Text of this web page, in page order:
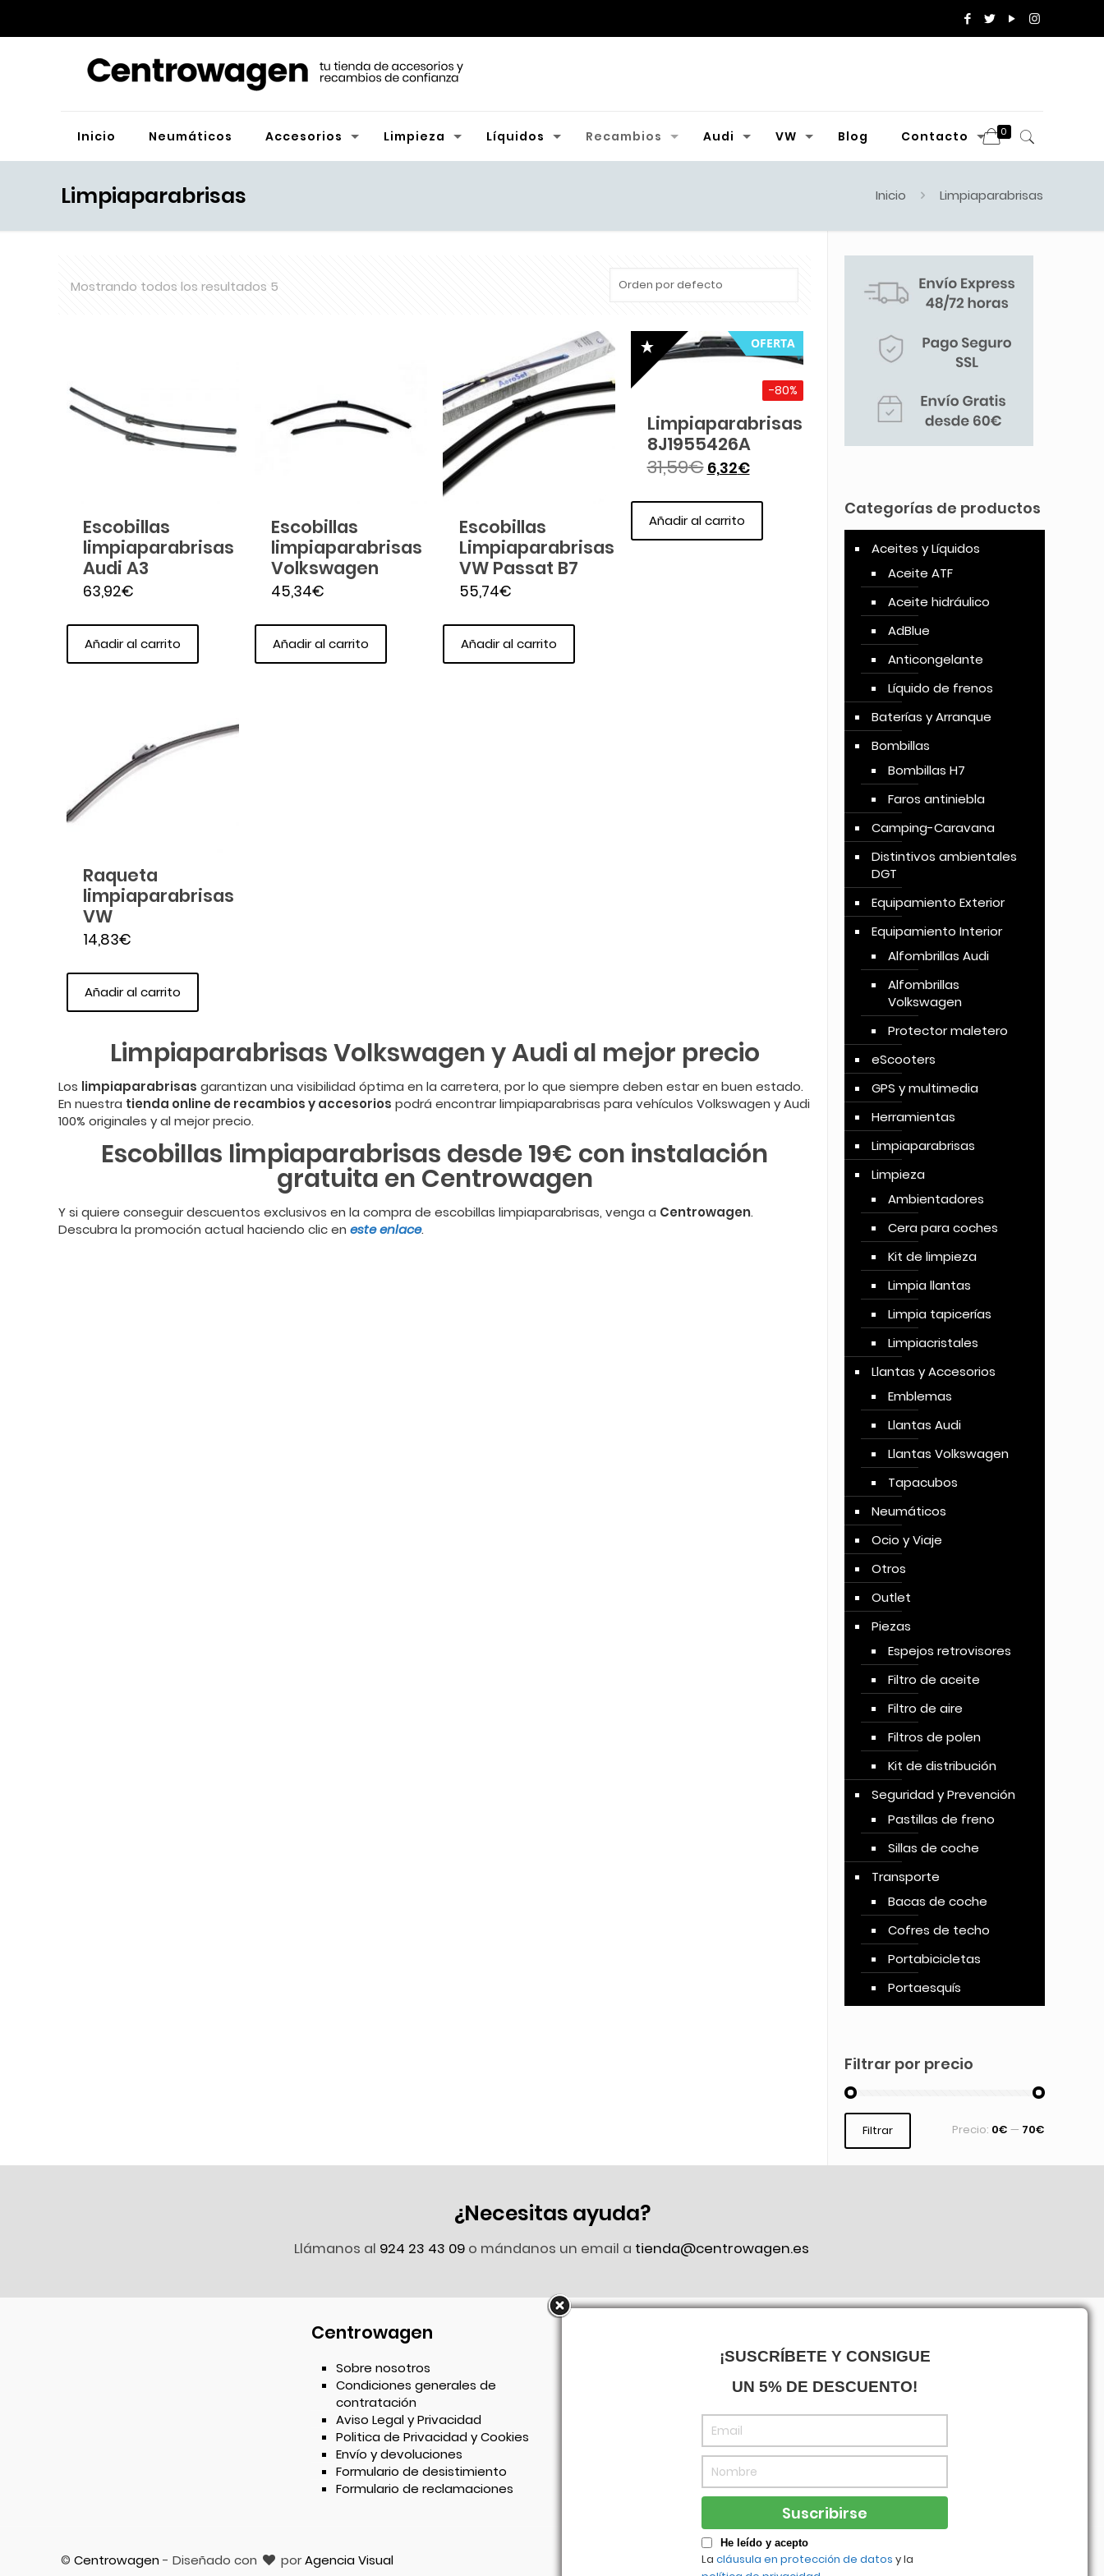
Inicio Neumáticos Accesorios Limpieza Líquidos Recambios Audi VW Blog Contacto 0
Limpiaparabrisas Inicio Limpiaparabrisas
Mostrando todos los resultados 5
Escobillas
limpiaparabrisas
Audi A3
63,92€
Añadir al carrito
Escobillas
limpiaparabrisas
Volkswagen
45,34€
Añadir al carrito
Escobillas
Limpiaparabrisas
VW Passat B7
55,74€
Añadir al carrito
-80%
OFERTA
Limpiaparabrisas
8J1955426A
31,59€ 6,32€
Añadir al carrito
Raqueta
limpiaparabrisas
VW
14,83€
Añadir al carrito
Limpiaparabrisas Volkswagen y Audi al mejor precio
Los limpiaparabrisas garantizan una visibilidad óptima en la carretera, por lo que siempre deben estar en buen estado.
En nuestra tienda online de recambios y accesorios podrá encontrar limpiaparabrisas para vehículos Volkswagen y Audi
100% originales y al mejor precio.
Escobillas limpiaparabrisas desde 19€ con instalación
gratuita en Centrowagen
Y si quiere conseguir descuentos exclusivos en la compra de escobillas limpiaparabrisas, venga a Centrowagen.
Descubra la promoción actual haciendo clic eneste enlace.
Categorías de productos
Aceites y Líquidos
Aceite ATF
Aceite hidráulico
AdBlue
Anticongelante
Líquido de frenos
Baterías y Arranque
Bombillas
Bombillas H7
Faros antiniebla
Camping-Caravana
Distintivos ambientales
DGT
Equipamiento Exterior
Equipamiento Interior
Alfombrillas Audi
Alfombrillas
Volkswagen
Protector maletero
eScooters
GPS y multimedia
Herramientas
Limpiaparabrisas
Limpieza
Ambientadores
Cera para coches
Kit de limpieza
Limpia llantas
Limpia tapicerías
Limpiacristales
Llantas y Accesorios
Emblemas
Llantas Audi
Llantas Volkswagen
Tapacubos
Neumáticos
Ocio y Viaje
Otros
Outlet
Piezas
Espejos retrovisores
Filtro de aceite
Filtro de aire
Filtros de polen
Kit de distribución
Seguridad y Prevención
Pastillas de freno
Sillas de coche
Transporte
Bacas de coche
Cofres de techo
Portabicicletas
Portaesquís
Filtrar por precio
Filtrar Precio: 0€ — 70€
¿Necesitas ayuda?
Llámanos al 924 23 43 09 o mándanos un email a tienda@centrowagen.es
Centrowagen
Sobre nosotros
Condiciones generales de
contratación
Aviso Legal y Privacidad
Politica de Privacidad y Cookies
Envío y devoluciones
Formulario de desistimiento
Formulario de reclamaciones
©Centrowagen- Diseñado con porAgencia Visual
¡SUSCRÍBETE Y CONSIGUE
UN 5% DE DESCUENTO!
He leído y acepto
La cláusula en protección de datos y la